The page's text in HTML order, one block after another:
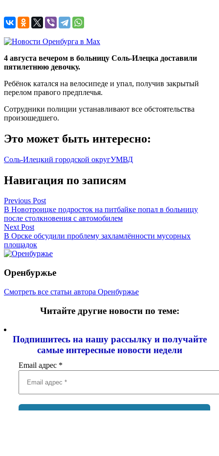
4 августа вечером в больницу Соль-Илецка доставили
пятилетнюю девочку.
Ребёнок катался на велосипеде и упал, получив закрытый
перелом правого предплечья.
Сотрудники полиции устанавливают все обстоятельства
произошедшего.
Это может быть интересно:
Соль-Илецкий городской округУМВД
Навигация по записям
Previous Post
В Новотроицке подросток на питбайке попал в больницу
после столкновения с автомобилем
Next Post
В Орске обсудили проблему захламлённости мусорных
площадок
Оренбуржье
Смотреть все статьи автора Оренбуржье
Читайте другие новости по теме:
Подпишитесь на нашу рассылку и получайте
самые интересные новости недели
Email адрес *